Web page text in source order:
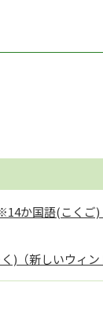
か国語(こく
)（新しいウィン